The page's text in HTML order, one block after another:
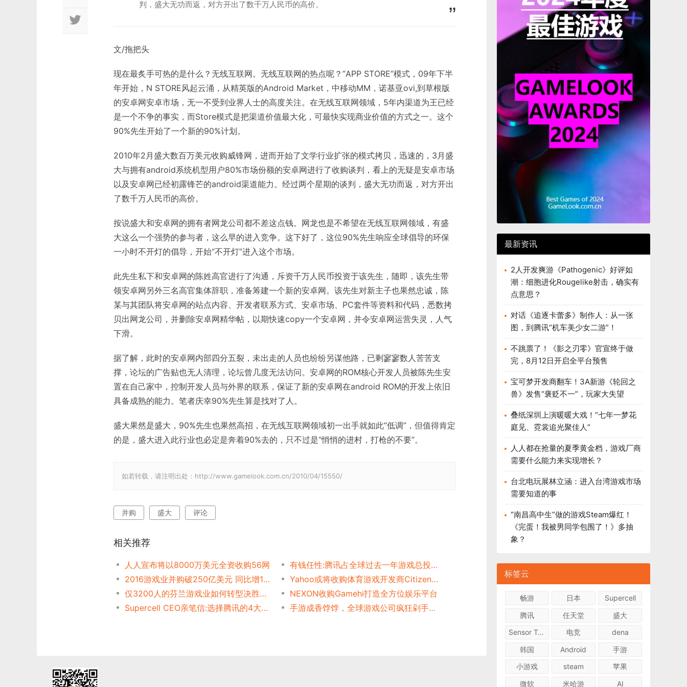
判，盛大无功而返，对方开出了数千万人民币的高价。
文/拖把头
现在最炙手可热的是什么？无线互联网。无线互联网的热点呢？”APP STORE”模式，09年下半
年开始，N STORE风起云涌，从精英版的Android Market，中移动MM，诺基亚ovi,到草根版
的安卓网安卓市场，无一不受到业界人士的高度关注。在无线互联网领域，5年内渠道为王已经
是一个不争的事实，而Store模式是把渠道价值最大化，可最快实现商业价值的方式之一。这个
90%先生开始了一个新的90%计划。
2010年2月盛大数百万美元收购威锋网，进而开始了文学行业扩张的模式拷贝，迅速的，3月盛
大与拥有android系统机型用户80%市场份额的安卓网进行了收购谈判，看上的无疑是安卓市场
以及安卓网已经初露锋芒的android渠道能力。经过两个星期的谈判，盛大无功而返，对方开出
了数千万人民币的高价。
按说盛大和安卓网的拥有者网龙公司都不差这点钱。网龙也是不希望在无线互联网领域，有盛
大这么一个强势的参与者，这么早的进入竞争。这下好了，这位90%先生响应全球倡导的环保
一小时不开灯的倡导，开始“不开灯”进入这个市场。
此先生私下和安卓网的陈姓高官进行了沟通，斥资千万人民币投资于该先生，随即，该先生带
领安卓网另外三名高官集体辞职，准备筹建一个新的安卓网。该先生对新主子也果然忠诚，陈
某与其团队将安卓网的站点内容、开发者联系方式、安卓市场、PC套件等资料和代码，悉数拷
贝出网龙公司，并删除安卓网精华帖，以期快速copy一个安卓网，并令安卓网运营失灵，人气
下滑。
据了解，此时的安卓网内部四分五裂，未出走的人员也纷纷另谋他路，已剩寥寥数人苦苦支
撑，论坛的广告贴也无人清理，论坛曾几度无法访问。安卓网的ROM核心开发人员被陈先生安
置在自己家中，控制开发人员与外界的联系，保证了新的安卓网在android ROM的开发上依旧
具备成熟的能力。笔者庆幸90%先生算是找对了人。
盛大果然是盛大，90%先生也果然高招，在无线互联网领域初一出手就如此“低调”，但值得肯定
的是，盛大进入此行业也必定是奔着90%去的，只不过是“悄悄的进村，打枪的不要”。
如若转载，请注明出处：http://www.gamelook.com.cn/2010/04/15550/
并购 盛大 评论
相关推荐
人人宣布将以8000万美元全资收购56网
有钱任性:腾讯占全球过去一年游戏总投资额75%资金
2016游戏业并购破250亿美元 同比增12倍
Yahoo或将收购体育游戏开发商Citizen Sports
仅3200人的芬兰游戏业如何转型决胜全球？
NEXON收购Gamehi打造全方位娱乐平台
Supercell CEO亲笔信:选择腾讯的4大理由
手游成香饽饽，全球游戏公司疯狂剁手买买买
最新资讯
2人开发爽游《Pathogenic》好评如
潮：细胞进化Rougelike射击，确实有
点意思？
对话《追逐卡蕾多》制作人：从一张
图，到腾讯“机车美少女二游”！
不跳票了！《影之刃零》官宣终于做
完，8月12日开启全平台预售
宝可梦开发商翻车！3A新游《轮回之
兽》发售“褒贬不一”，玩家大失望
叠纸深圳上演暖暖大戏！“七年一梦花
庭见、霓裳追光聚佳人”
人人都在抢量的夏季黄金档，游戏厂商
需要什么能力来实现增长？
台北电玩展林立涵：进入台湾游戏市场
需要知道的事
“南昌高中生”做的游戏Steam爆红！
《完蛋！我被男同学包围了！》多抽
象？
标签云
畅游 日本
Supercell
腾讯
任天堂
盛大
Sensor Tower
电竞
dena
韩国
Android
手游
小游戏
steam
苹果
微软
米哈游 AI